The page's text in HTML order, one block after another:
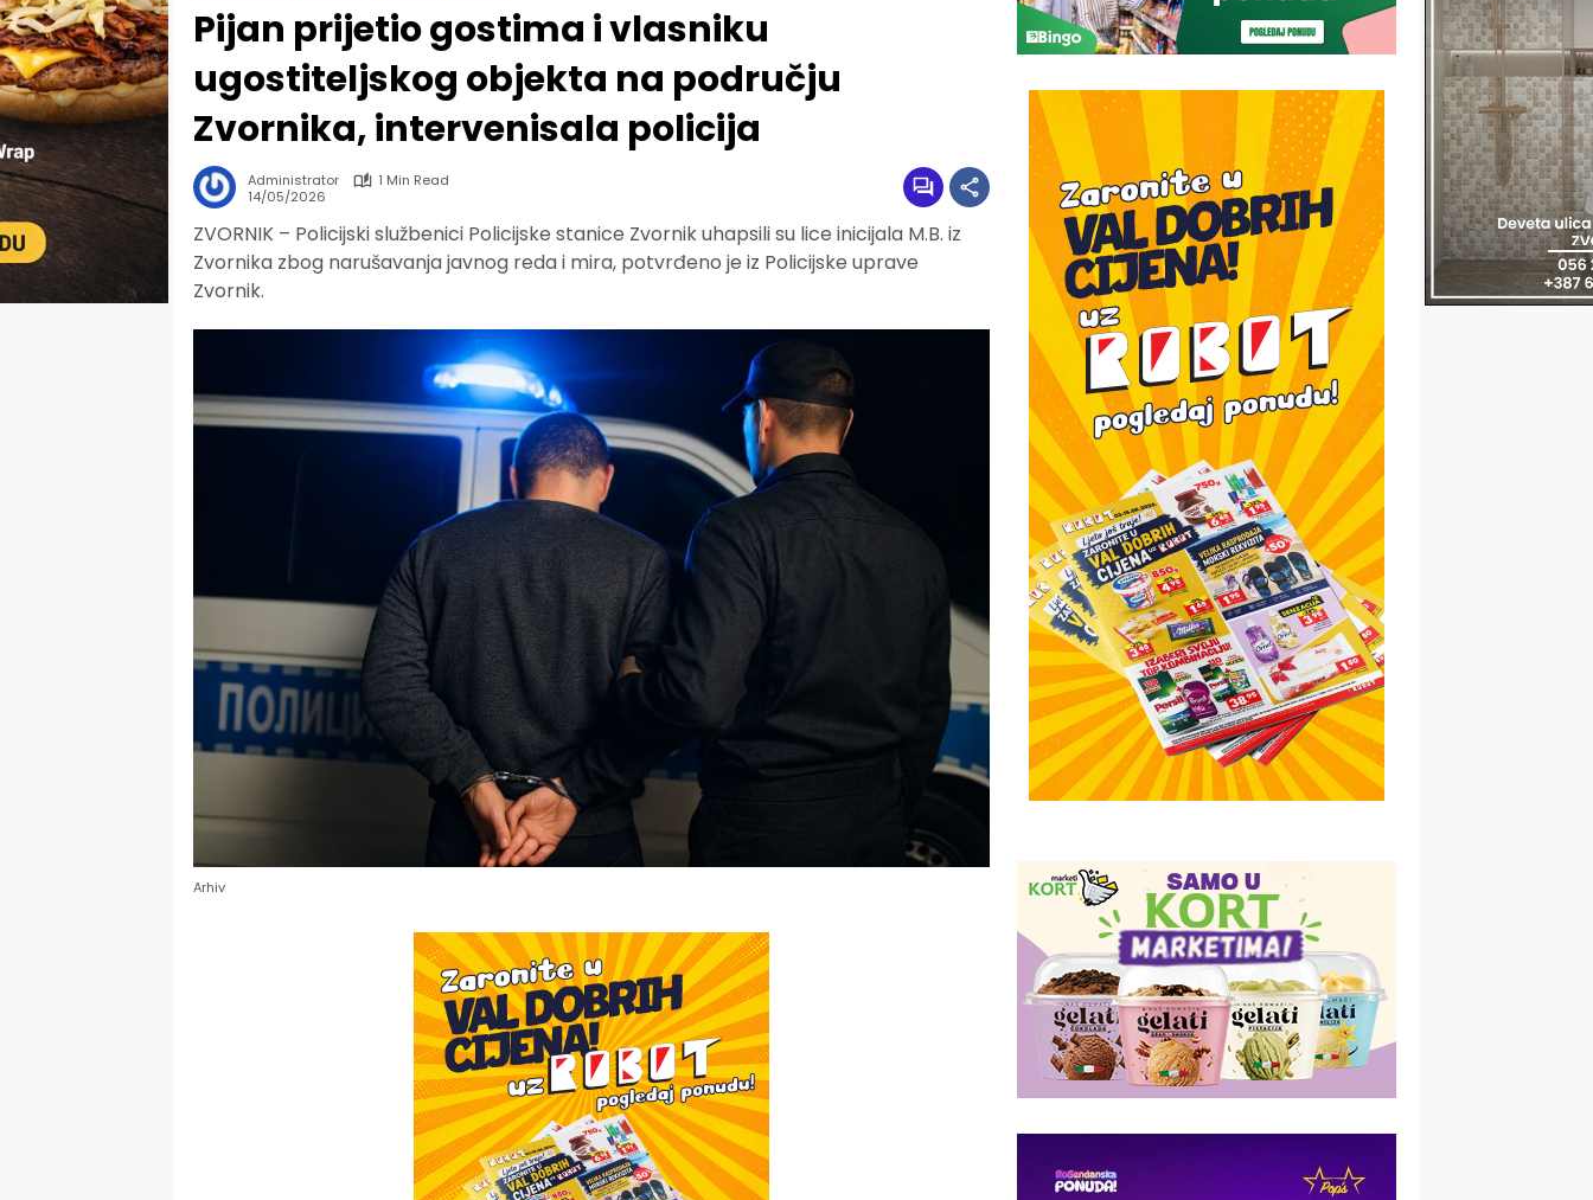
Pijan prijetio gostima i vlasniku
ugostiteljskog objekta na području
Zvornika, intervenisala policija
Administrator
1 Min Read
14/05/2026
ZVORNIK – Policijski službenici Policijske stanice Zvornik uhapsili su lice inicijala M.B. iz
Zvornika zbog narušavanja javnog reda i mira, potvrđeno je iz Policijske uprave
Zvornik.
Arhiv